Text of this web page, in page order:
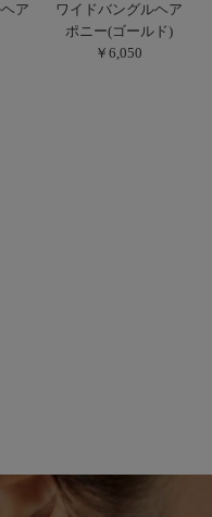
ア
ワイドバングルヘア
ポニー(ゴールド)
￥6,050